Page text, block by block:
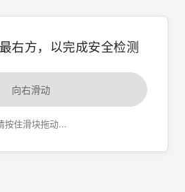
右方，以完成安全检测
向右滑动
按住滑块拖动...